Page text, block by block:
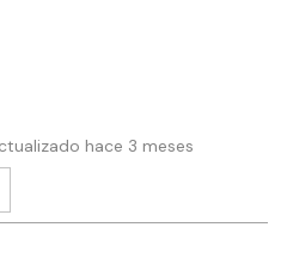
hace 3 meses